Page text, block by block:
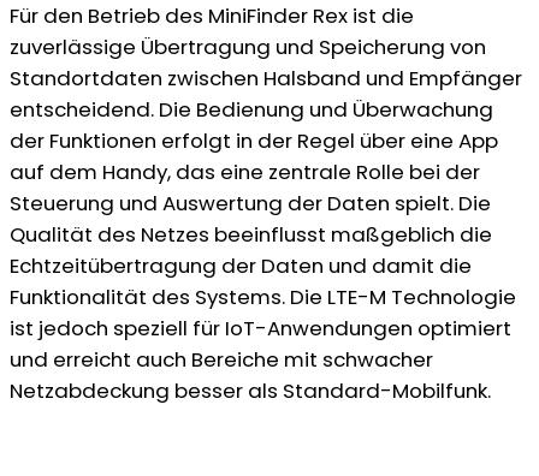
Für den Betrieb des MiniFinder Rex ist die
zuverlässige Übertragung und Speicherung von
Standortdaten zwischen Halsband und Empfänger
entscheidend. Die Bedienung und Überwachung
der Funktionen erfolgt in der Regel über eine App
auf dem Handy, das eine zentrale Rolle bei der
Steuerung und Auswertung der Daten spielt. Die
Qualität des Netzes beeinflusst maßgeblich die
Echtzeitübertragung der Daten und damit die
Funktionalität des Systems. Die LTE-M Technologie
ist jedoch speziell für IoT-Anwendungen optimiert
und erreicht auch Bereiche mit schwacher
Netzabdeckung besser als Standard-Mobilfunk.